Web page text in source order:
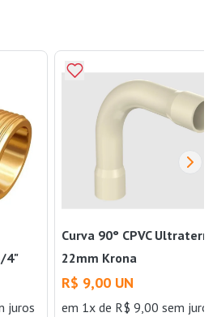
4"
juros
Curva 90° CPVC Ultraterm
22mm Krona
R$ 9,00 UN
em 1x de R$ 9,00 sem juros